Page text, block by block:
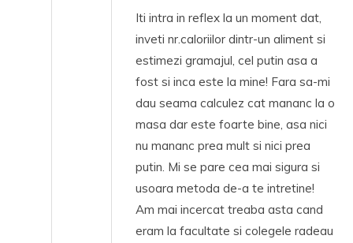
Iti intra in reflex la un moment dat,
inveti nr.caloriilor dintr-un aliment si
estimezi gramajul, cel putin asa a
fost si inca este la mine! Fara sa-mi
dau seama calculez cat mananc la o
masa dar este foarte bine, asa nici
nu mananc prea mult si nici prea
putin. Mi se pare cea mai sigura si
usoara metoda de-a te intretine!
Am mai incercat treaba asta cand
eram la facultate si colegele radeau